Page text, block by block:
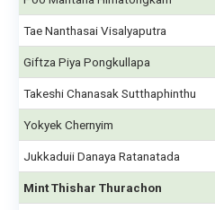
Tae Nanthasai Visalyaputra
Giftza Piya Pongkullapa
Takeshi Chanasak Sutthaphinthu
Yokyek Chernyim
Jukkaduii Danaya Ratanatada
Mint Thishar Thurachon